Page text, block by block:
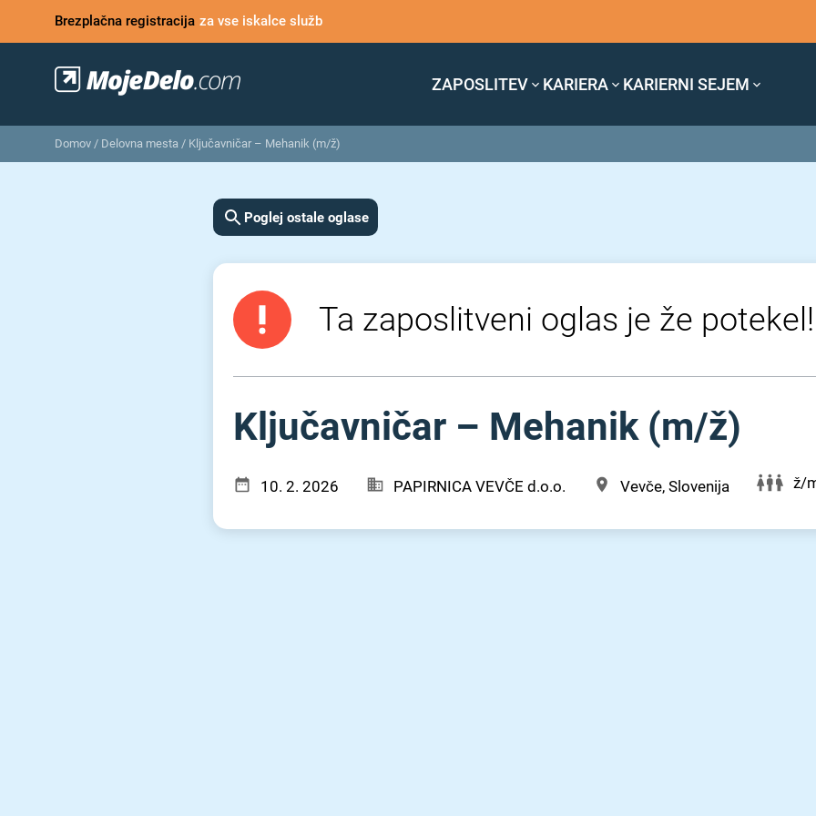
Brezplačna registracija za vse iskalce služb
ZAPOSLITEV KARIERA KARIERNI SEJEM
Domov / Delovna mesta / Ključavničar – Mehanik (m/ž)
Poglej ostale oglase
Ta zaposlitveni oglas je že potekel!
Ključavničar – Mehanik (m⁠/⁠ž)
10. 2. 2026 PAPIRNICA VEVČE d.o.o. Vevče, Slovenija ž/